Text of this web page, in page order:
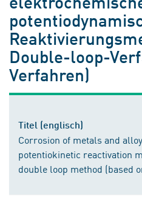
Double-loop-
Verfahren)
Titel (englisch)
Corrosion of metals and
potentiokinetic reactivation
double loop method (based